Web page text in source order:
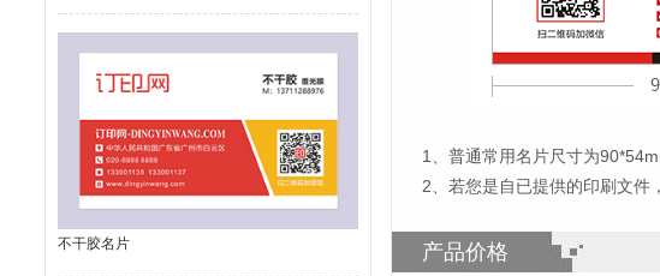
不干胶名片
1
普通常用名片尺寸为
2、若您是自已提供的印刷文件
产品价格